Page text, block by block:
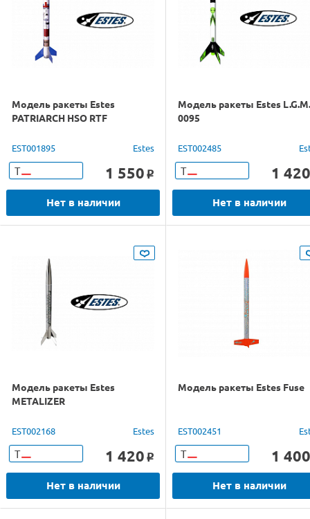
Модель ракеты Estes
PATRIARCH HSO RTF
EST001895 Estes
Т 1 550 o
Нет в наличии
Модель ракеты Estes L.G.M.
0095
EST002485
Т 1 420
Нет в наличии
Модель ракеты Estes
METALIZER
EST002168 Estes
Т 1 420 o
Нет в наличии
Модель ракеты Estes Fuse
EST002451
Т 1 400
Нет в наличии